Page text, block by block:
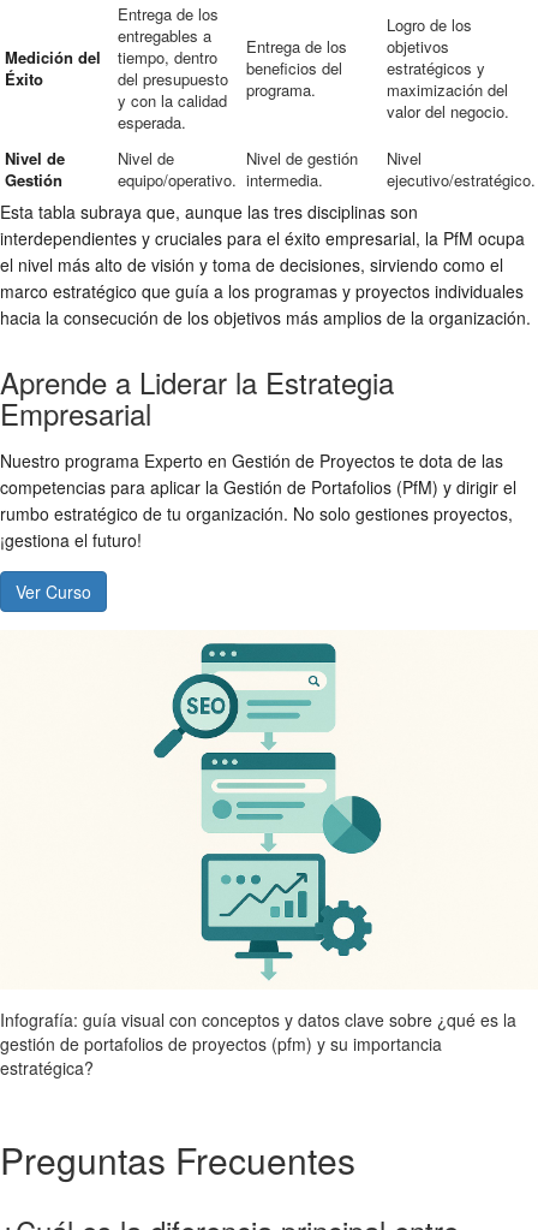
Medición del
Éxito
Entrega de los
entregables a
tiempo, dentro
del presupuesto
y con la calidad
esperada.
Entrega de los
beneficios del
programa.
Logro de los
objetivos
estratégicos y
maximización del
valor del negocio.
Nivel de
Gestión
Nivel de
equipo/operativo.
Nivel de gestión
intermedia.
Nivel
ejecutivo/estratégico.
Esta tabla subraya que, aunque las tres disciplinas son
interdependientes y cruciales para el éxito empresarial, la PfM ocupa
el nivel más alto de visión y toma de decisiones, sirviendo como el
marco estratégico que guía a los programas y proyectos individuales
hacia la consecución de los objetivos más amplios de la organización.
Aprende a Liderar la Estrategia
Empresarial
Nuestro programa Experto en Gestión de Proyectos te dota de las
competencias para aplicar la Gestión de Portafolios (PfM) y dirigir el
rumbo estratégico de tu organización. No solo gestiones proyectos,
¡gestiona el futuro!
Ver Curso
Infografía: guía visual con conceptos y datos clave sobre ¿qué es la
gestión de portafolios de proyectos (pfm) y su importancia
estratégica?
Preguntas Frecuentes